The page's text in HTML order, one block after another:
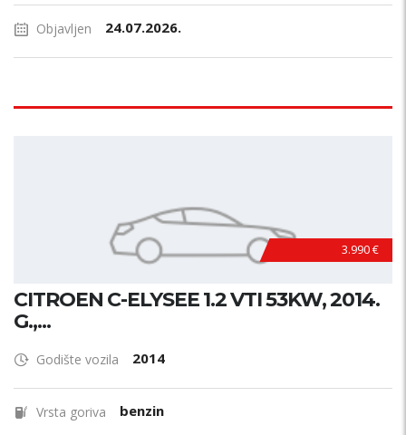
Objavljen 24.07.2026.
3.990 €
CITROEN C-ELYSEE 1.2 VTI 53KW, 2014.
G.,...
Godište vozila 2014
Vrsta goriva benzin